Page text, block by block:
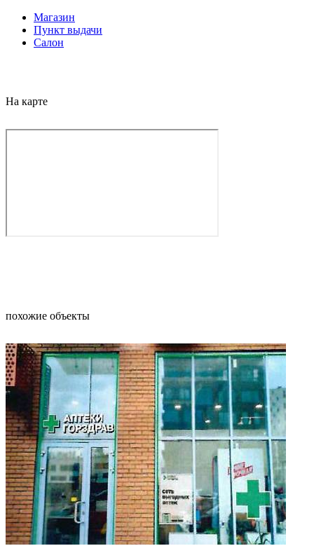
Магазин
Пункт выдачи
Салон
На карте
похожие объекты